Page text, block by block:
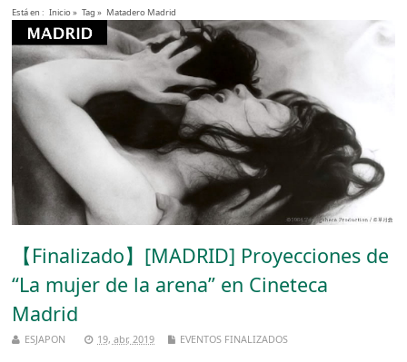
Está en : Inicio» Tag » Matadero Madrid
【Finalizado】[MADRID] Proyecciones de
“La mujer de la arena” en Cineteca
Madrid
ESJAPON 19, abr, 2019 EVENTOS FINALIZADOS